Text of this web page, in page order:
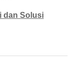
dan Solusi